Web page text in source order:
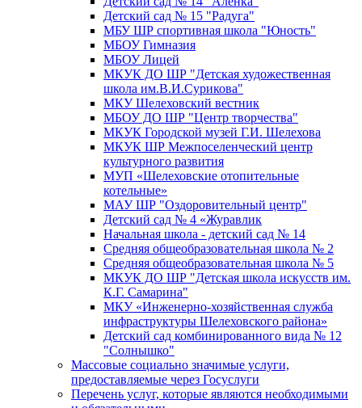
Детский сад № 15 "Радуга"
МБУ ШР спортивная школа "Юность"
МБОУ Гимназия
МБОУ Лицей
МКУК ДО ШР "Детская художественная
школа им.В.И.Сурикова"
МКУ Шелеховский вестник
МБОУ ДО ШР "Центр творчества"
МКУК Городской музей Г.И. Шелехова
МКУК ШР Межпоселенческий центр
культурного развития
МУП «Шелеховские отопительные
котельные»
МАУ ШР "Оздоровительный центр"
Детский сад № 4 «Журавлик
Начальная школа - детский сад № 14
Средняя общеобразовательная школа № 2
Средняя общеобразовательная школа № 5
МКУК ДО ШР "Детская школа искусств им.
К.Г. Самарина"
МКУ «Инженерно-хозяйственная служба
инфраструктуры Шелеховского района»
Детский сад комбинированного вида № 12
"Солнышко"
Массовые социально значимые услуги,
предоставляемые через Госуслуги
Перечень услуг, которые являются необходимыми